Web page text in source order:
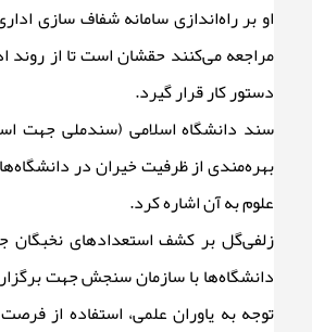
او بر راه‌اندازی سامانه شفاف سازی
مراجعه می‌کنند حقشان است تا از روند
دستور کار قرار گیرد.
سند دانشگاه اسلامی (سندملی جهت
بهره‌مندی از ظرفیت خیران در
علوم به آن اشاره کرد.
زلفی‌گل بر کشف استعداد‌های نخبگان
دانشگاه‌ها با سازمان سنجش جهت
توجه به یاوران علمی، استفاده از